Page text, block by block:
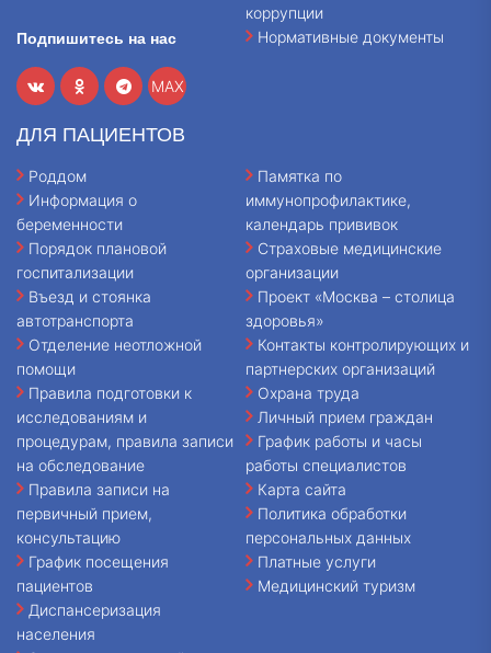
Подпишитесь на нас
MAX
коррупции
Нормативные документы
ДЛЯ ПАЦИЕНТОВ
Роддом
Информация о
беременности
Порядок плановой
госпитализации
Въезд и стоянка
автотранспорта
Отделение неотложной
помощи
Правила подготовки к
исследованиям и
процедурам, правила записи
на обследование
Правила записи на
первичный прием,
консультацию
График посещения
пациентов
Диспансеризация
населения
Памятка по
иммунопрофилактике,
календарь прививок
Страховые медицинские
организации
Проект «Москва – столица
здоровья»
Контакты контролирующих и
партнерских организаций
Охрана труда
Личный прием граждан
График работы и часы
работы специалистов
Карта сайта
Политика обработки
персональных данных
Платные услуги
Медицинский туризм